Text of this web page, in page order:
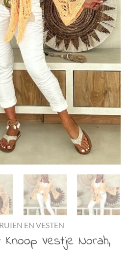
EN VESTEN
Vestje Norah,